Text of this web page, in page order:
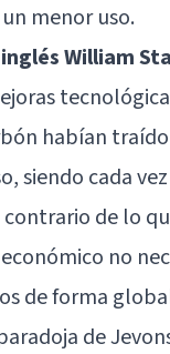
menor uso.
William
habían
siendo cada
de lo
no
de forma
de